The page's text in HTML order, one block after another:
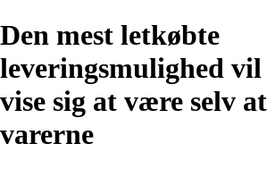
Den mest letkøbte
leveringsmulighed
vise sig at være selv
varerne